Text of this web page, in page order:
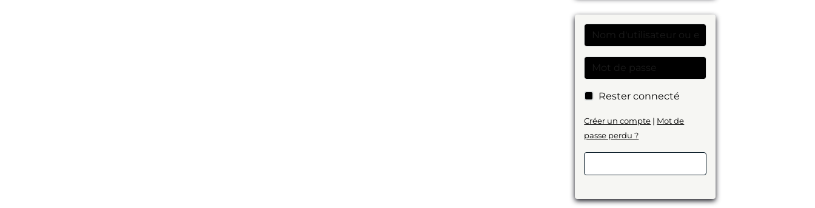
Rester connecté
Créer un compte | Mot de
passe perdu ?